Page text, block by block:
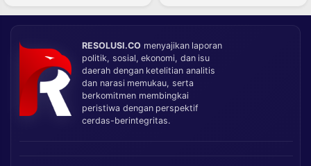
RESOLUSI.CO menyajikan laporan
politik, sosial, ekonomi, dan isu
daerah dengan ketelitian analitis
dan narasi memukau, serta
berkomitmen membingkai
peristiwa dengan perspektif
cerdas-berintegritas.